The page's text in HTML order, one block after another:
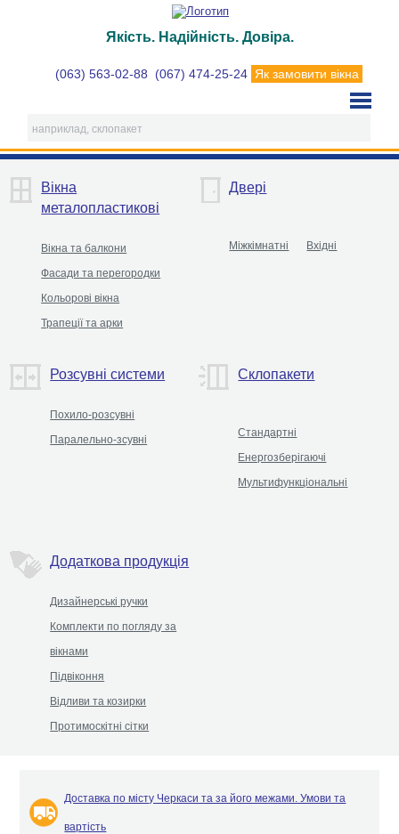
Якість. Надійність. Довіра.
(063) 563-02-88 (067) 474-25-24 Як замовити вікна
Вікна
металопластикові
Вікна та балкони
Фасади та перегородки
Кольорові вікна
Трапеції та арки
Двері
Міжкімнатні Вхідні
Розсувні системи
Похило-розсувні
Паралельно-зсувні
Склопакети
Стандартні
Енергозберігаючі
Мультифункціональні
Додаткова продукція
Дизайнерські ручки
Комплекти по погляду за
вікнами
Підвіконня
Відливи та козирки
Протимоскітні сітки
Доставка по місту Черкаси та за його межами. Умови та
вартість